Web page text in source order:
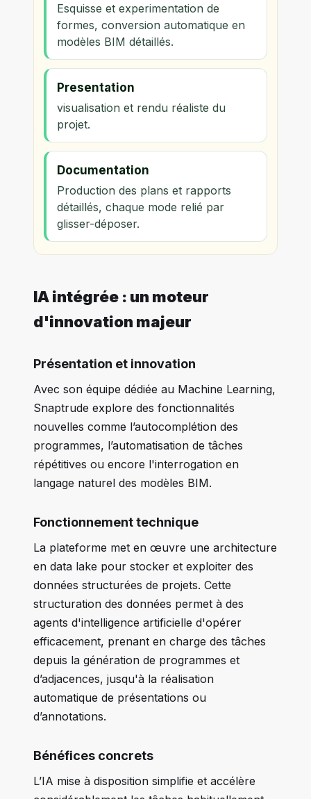
Esquisse et experimentation de
formes, conversion automatique en
modèles BIM détaillés.
Presentation
visualisation et rendu réaliste du
projet.
Documentation
Production des plans et rapports
détaillés, chaque mode relié par
glisser-déposer.
IA intégrée : un moteur
d'innovation majeur
Présentation et innovation
Avec son équipe dédiée au Machine Learning,
Snaptrude explore des fonctionnalités
nouvelles comme l’autocomplétion des
programmes, l’automatisation de tâches
répétitives ou encore l'interrogation en
langage naturel des modèles BIM.
Fonctionnement technique
La plateforme met en œuvre une architecture
en data lake pour stocker et exploiter des
données structurées de projets. Cette
structuration des données permet à des
agents d'intelligence artificielle d'opérer
efficacement, prenant en charge des tâches
depuis la génération de programmes et
d’adjacences, jusqu'à la réalisation
automatique de présentations ou
d’annotations.
Bénéfices concrets
L’IA mise à disposition simplifie et accélère